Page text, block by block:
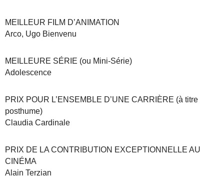
MEILLEUR FILM D’ANIMATION
Arco, Ugo Bienvenu
MEILLEURE SÉRIE (ou Mini-Série)
Adolescence
PRIX POUR L’ENSEMBLE D’UNE CARRIÈRE (à titre
posthume)
Claudia Cardinale
PRIX DE LA CONTRIBUTION EXCEPTIONNELLE AU
CINÉMA
Alain Terzian